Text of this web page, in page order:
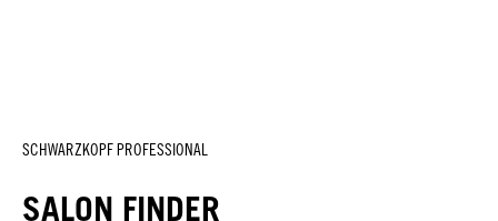
SCHWARZKOPF PROFESSIONAL
SALON FINDER